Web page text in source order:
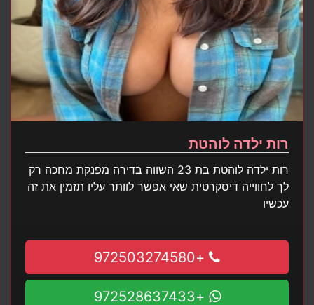
רות ילדה לוהטת
רות ילדה לוהטת בת 23 השווה בדירה מפנקת מחכה רק
לך לחווייה דיסקרטית שאי אפשר לוותר עליו תזמין את זה
עכשיו
+972503274580
+972528637433